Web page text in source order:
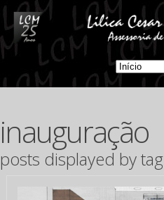
inauguração
posts displayed by tag